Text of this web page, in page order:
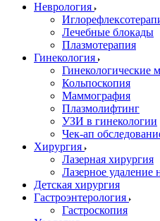
Неврология
Лечебные блокады
Плазмотерапия
Гинекология
Гинекологические
Кольпоскопия
Маммография
Плазмолифтинг
УЗИ в гинекологии
Чек-ап
Хирургия
Лазерная хирургия
Лазерное удаление
Детская хирургия
Гастроэнтерология
Гастроскопия